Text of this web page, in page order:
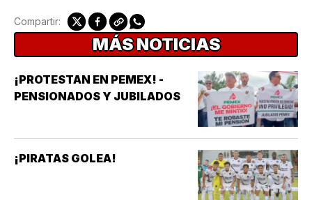
Compartir:
MÁS NOTICIAS
¡PROTESTAN EN PEMEX! -
PENSIONADOS Y JUBILADOS
¡PIRATAS GOLEA!